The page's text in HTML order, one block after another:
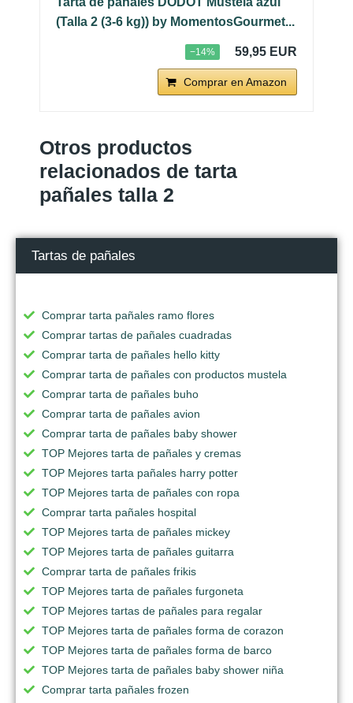
(Talla 2 (3-6 kg)) by MomentosGourmet...
−14% 59,95 EUR
Comprar en Amazon
Otros productos
relacionados de tarta
pañales talla 2
Tartas de pañales
Comprar tarta pañales ramo flores
Comprar tartas de pañales cuadradas
Comprar tarta de pañales hello kitty
Comprar tarta de pañales con productos mustela
Comprar tarta de pañales buho
Comprar tarta de pañales avion
Comprar tarta de pañales baby shower
TOP Mejores tarta de pañales y cremas
TOP Mejores tarta pañales harry potter
TOP Mejores tarta de pañales con ropa
Comprar tarta pañales hospital
TOP Mejores tarta de pañales mickey
TOP Mejores tarta de pañales guitarra
Comprar tarta de pañales frikis
TOP Mejores tarta de pañales furgoneta
TOP Mejores tartas de pañales para regalar
TOP Mejores tarta de pañales forma de corazon
TOP Mejores tarta de pañales forma de barco
TOP Mejores tarta de pañales baby shower niña
Comprar tarta pañales frozen